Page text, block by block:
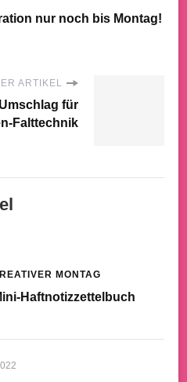
nur noch bis Montag!
ARTIKEL
für
Falttechnik
MONTAG
Haftnotizzettelbuch